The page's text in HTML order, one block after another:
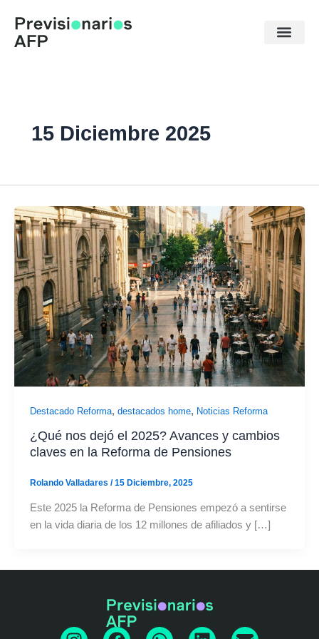
contenido
15 Diciembre 2025
Destacado Reforma, destacados home, Noticias Reforma
¿Qué nos dejó el 2025? Avances y cambios
claves en la Reforma de Pensiones
Rolando Valladares /15 Diciembre, 2025
Este 2025 la Reforma de Pensiones empezó a sentirse
en la vida diaria de los 12 millones de afiliados y […]
I F W L E